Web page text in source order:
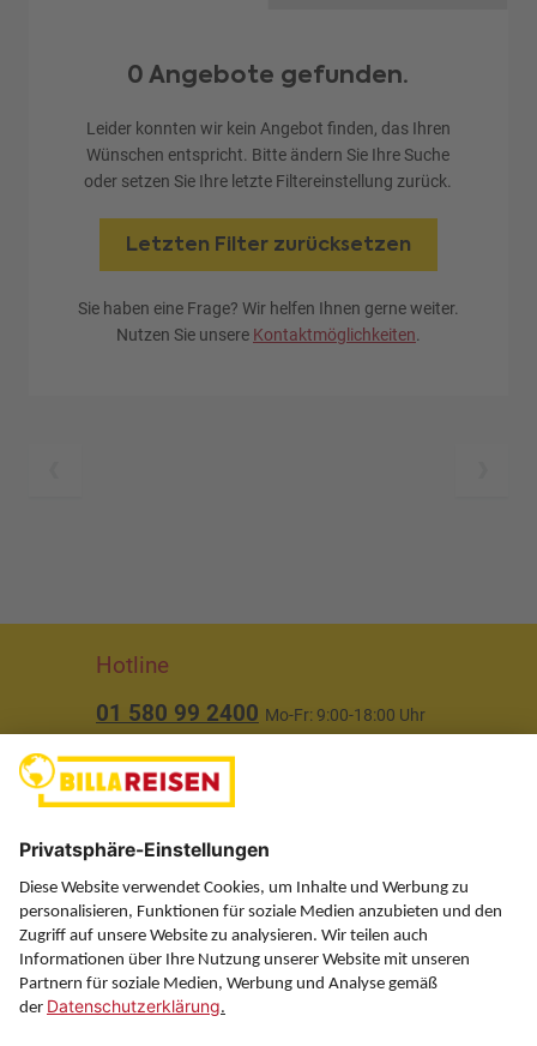
0 Angebote gefunden.
Leider konnten wir kein Angebot finden, das Ihren
Wünschen entspricht. Bitte ändern Sie Ihre Suche
oder setzen Sie Ihre letzte Filtereinstellung zurück.
Letzten Filter zurücksetzen
Sie haben eine Frage? Wir helfen Ihnen gerne weiter.
Nutzen Sie unsere Kontaktmöglichkeiten.
Hotline
01 580 99 2400 Mo-Fr: 9:00-18:00 Uhr
Über uns
Service
Information
Folgen Sie uns auf